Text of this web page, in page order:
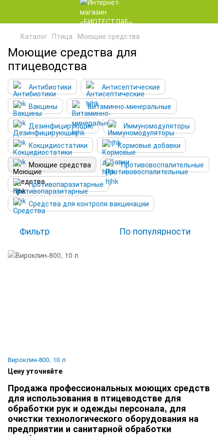
Каталог Птица Моющие средства
Моющие средства для
птицеводства
Антибиотики
Антисептические
Вакцины
Витаминно-минеральные
Дезинфицирующие
Иммуномодуляторы
Кокцидиостатики
Кормовые добавки
Моющие средства
Противовоспалительные
Противопаразитарные
Средства для контроля вакцинации
Фильтр По популярности
Вироклин-800, 10 л
Цену уточняйте
Продажа профессиональных моющих средств
для использования в птицеводстве для
обработки рук и одежды персонала, для
очистки технологического оборудования на
предприятии и санитарной обработки